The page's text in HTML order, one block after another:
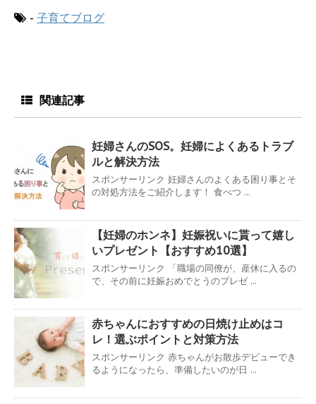
- 子育てブログ
関連記事
妊婦さんのSOS。妊婦によくあるトラブ
ルと解決方法
スポンサーリンク 妊婦さんのよくある困り事とそ
の対処方法をご紹介します！ 食べつ ...
【妊婦のホンネ】妊娠祝いに貰って嬉し
いプレゼント【おすすめ10選】
スポンサーリンク 「職場の同僚が、産休に入るの
で、その前に妊娠おめでとうのプレゼ ...
赤ちゃんにおすすめの日焼け止めはコ
レ！選ぶポイントと対策方法
スポンサーリンク 赤ちゃんがお散歩デビューでき
るようになったら、準備したいのが日 ...